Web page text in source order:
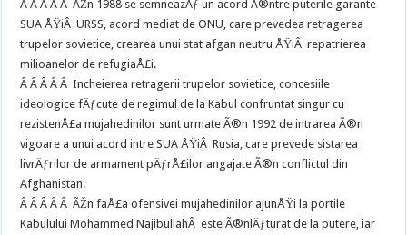
Â Â Â Â Â ÃŽn 1988 se semneazÄƒ un acord Ã®ntre puterile garante
SUA ÅŸiÂ URSS, acord mediat de ONU, care prevedea retragerea
trupelor sovietice, crearea unui stat afgan neutru ÅŸiÂ repatrierea
milioanelor de refugiaÅ£i.
Â Â Â Â Â Incheierea retragerii trupelor sovietice, concesiile
ideologice fÄƒcute de regimul de la Kabul confruntat singur cu
rezistenÅ£a mujahedinilor sunt urmate Ã®n 1992 de intrarea Ã®n
vigoare a unui acord intre SUA ÅŸiÂ Rusia, care prevede sistarea
livrÄƒrilor de armament pÄƒrÅ£ilor angajate Ã®n conflictul din
Afghanistan.
Â Â Â Â Â ÃŽn faÅ£a ofensivei mujahedinilor ajunÅŸi la portile
Kabulului Mohammed NajibullahÂ este Ã®nlÄƒturat de la putere, iar